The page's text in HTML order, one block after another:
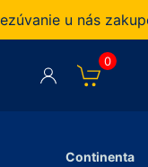
u nás
0
Continental